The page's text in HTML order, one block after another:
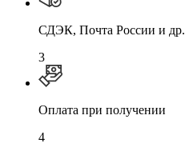
СДЭК, Почта России и др.
3
Оплата при получении
4